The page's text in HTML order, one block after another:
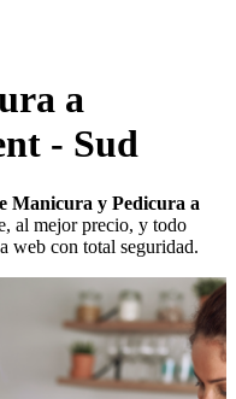
a
- Sud
Manicura y Pedicura a
al mejor precio, y todo
web con total seguridad.